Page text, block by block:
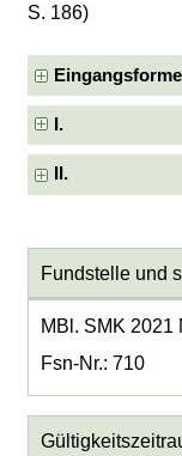
S. 186)
Eingangsformel
I.
II.
Fundstelle und
MBl. SMK 2021
Fsn-Nr.: 710